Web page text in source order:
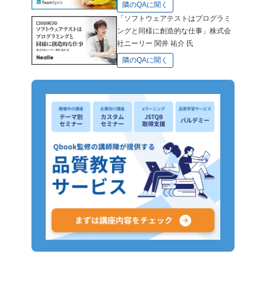
隣のQAに聞く
「ソフトウェアテストはプログラミ
ングと同様に創造的な仕事」株式会
社ニーリー 関井 祐介 氏
隣のQAに聞く